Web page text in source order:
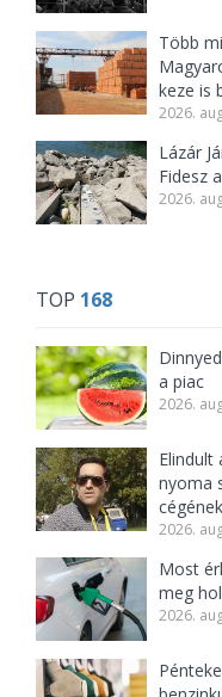
Több
keze is
2026.
Lázár
Fidesz
2026.
TOP 168
a piac
2026.
Elindult
nyoma
cégének
2026.
Most
meg
2026.